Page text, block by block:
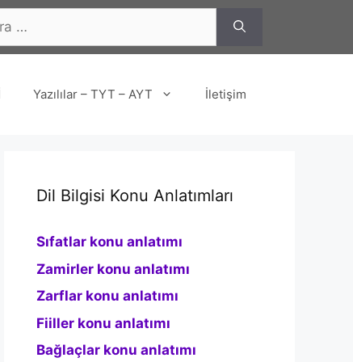
Yazılılar – TYT – AYT İletişim
Dil Bilgisi Konu Anlatımları
Sıfatlar konu anlatımı
Zamirler konu anlatımı
Zarflar konu anlatımı
Fiiller konu anlatımı
Bağlaçlar konu anlatımı